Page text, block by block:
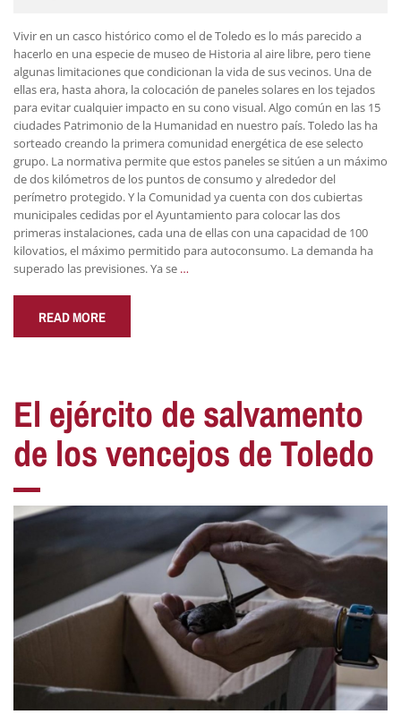
Vivir en un casco histórico como el de Toledo es lo más parecido a
hacerlo en una especie de museo de Historia al aire libre, pero tiene
algunas limitaciones que condicionan la vida de sus vecinos. Una de
ellas era, hasta ahora, la colocación de paneles solares en los tejados
para evitar cualquier impacto en su cono visual. Algo común en las 15
ciudades Patrimonio de la Humanidad en nuestro país. Toledo las ha
sorteado creando la primera comunidad energética de ese selecto
grupo. La normativa permite que estos paneles se sitúen a un máximo
de dos kilómetros de los puntos de consumo y alrededor del
perímetro protegido. Y la Comunidad ya cuenta con dos cubiertas
municipales cedidas por el Ayuntamiento para colocar las dos
primeras instalaciones, cada una de ellas con una capacidad de 100
kilovatios, el máximo permitido para autoconsumo. La demanda ha
superado las previsiones. Ya se …
READ MORE
El ejército de salvamento
de los vencejos de Toledo